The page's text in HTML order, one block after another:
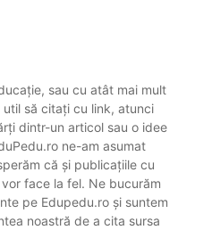
sau cu atât mai mult
să citați cu link, atunci
dintr-un articol sau o idee
ne-am asumat
că și publicațiile cu
face la fel. Ne bucurăm
pe Edupedu.ro și suntem
noastră de a cita sursa